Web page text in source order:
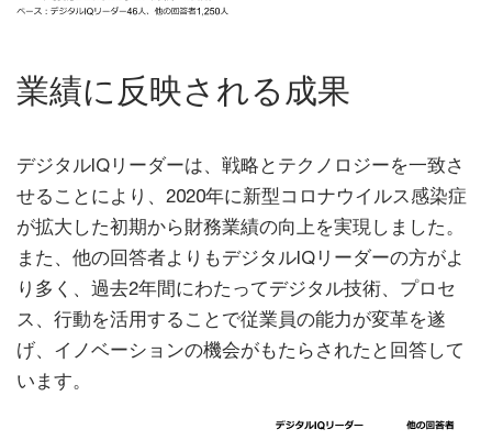
業績に反映される成果
デジタルIQリーダーは、戦略とテクノロジーを一致さ
せることにより、2020年に新型コロナウイルス感染症
が拡大した初期から財務業績の向上を実現しました。
また、他の回答者よりもデジタルIQリーダーの方がよ
り多く、過去2年間にわたってデジタル技術、プロセ
ス、行動を活用することで従業員の能力が変革を遂
げ、イノベーションの機会がもたらされたと回答して
います。